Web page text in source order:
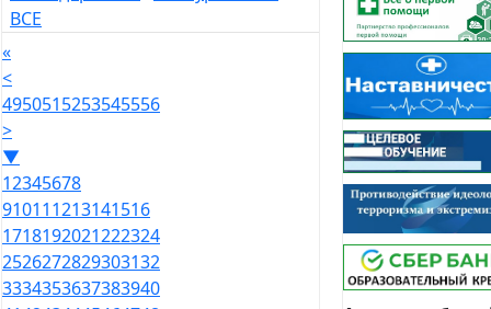
ВСЕ
«
<
4950515253545556
>
▼
12345678
910111213141516
1718192021222324
2526272829303132
3334353637383940